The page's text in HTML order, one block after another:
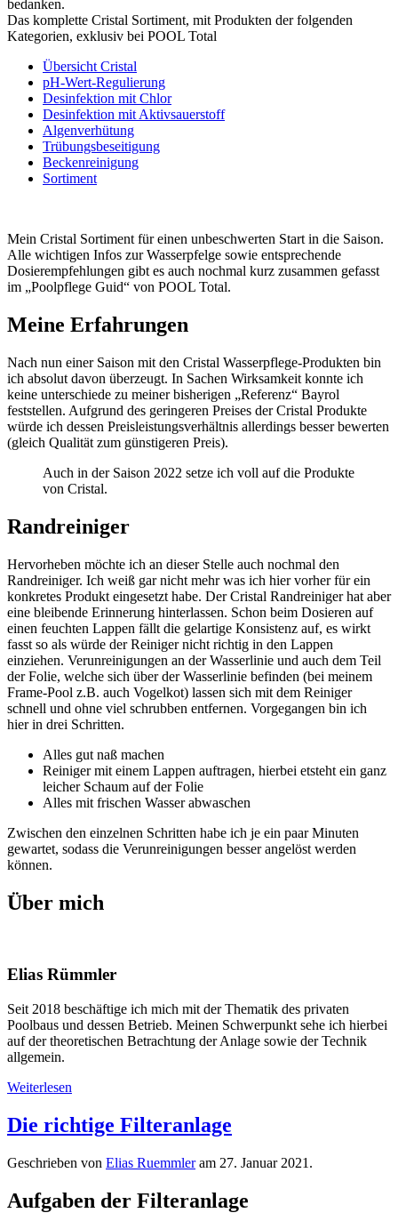
bedanken.
Das komplette Cristal Sortiment, mit Produkten der folgenden
Kategorien, exklusiv bei POOL Total
Übersicht Cristal
pH-Wert-Regulierung
Desinfektion mit Chlor
Desinfektion mit Aktivsauerstoff
Algenverhütung
Trübungsbeseitigung
Beckenreinigung
Sortiment
Mein Cristal Sortiment für einen unbeschwerten Start in die Saison.
Alle wichtigen Infos zur Wasserpfelge sowie entsprechende
Dosierempfehlungen gibt es auch nochmal kurz zusammen gefasst
im „Poolpflege Guid“ von POOL Total.
Meine Erfahrungen
Nach nun einer Saison mit den Cristal Wasserpflege-Produkten bin
ich absolut davon überzeugt. In Sachen Wirksamkeit konnte ich
keine unterschiede zu meiner bisherigen „Referenz“ Bayrol
feststellen. Aufgrund des geringeren Preises der Cristal Produkte
würde ich dessen Preisleistungsverhältnis allerdings besser bewerten
(gleich Qualität zum günstigeren Preis).
Auch in der Saison 2022 setze ich voll auf die Produkte
von Cristal.
Randreiniger
Hervorheben möchte ich an dieser Stelle auch nochmal den
Randreiniger. Ich weiß gar nicht mehr was ich hier vorher für ein
konkretes Produkt eingesetzt habe. Der Cristal Randreiniger hat aber
eine bleibende Erinnerung hinterlassen. Schon beim Dosieren auf
einen feuchten Lappen fällt die gelartige Konsistenz auf, es wirkt
fasst so als würde der Reiniger nicht richtig in den Lappen
einziehen. Verunreinigungen an der Wasserlinie und auch dem Teil
der Folie, welche sich über der Wasserlinie befinden (bei meinem
Frame-Pool z.B. auch Vogelkot) lassen sich mit dem Reiniger
schnell und ohne viel schrubben entfernen. Vorgegangen bin ich
hier in drei Schritten.
Alles gut naß machen
Reiniger mit einem Lappen auftragen, hierbei etsteht ein ganz
leicher Schaum auf der Folie
Alles mit frischen Wasser abwaschen
Zwischen den einzelnen Schritten habe ich je ein paar Minuten
gewartet, sodass die Verunreinigungen besser angelöst werden
können.
Über mich
Elias Rümmler
Seit 2018 beschäftige ich mich mit der Thematik des privaten
Poolbaus und dessen Betrieb. Meinen Schwerpunkt sehe ich hierbei
auf der theoretischen Betrachtung der Anlage sowie der Technik
allgemein.
Weiterlesen
Die richtige Filter­anlage
Geschrieben von Elias Ruemmleram 27. Januar 2021 .
Aufgaben der Filteranlage